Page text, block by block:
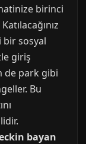
birinci
bir sosyal
giriş
de park gibi
Bu
bayan